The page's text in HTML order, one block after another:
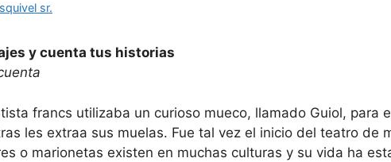
sr.
y cuenta tus historias
francs utilizaba un curioso mueco, llamado Guiol, para
les extraa sus muelas. Fue tal vez el inicio del teatro de
o marionetas existen en muchas culturas y su vida ha